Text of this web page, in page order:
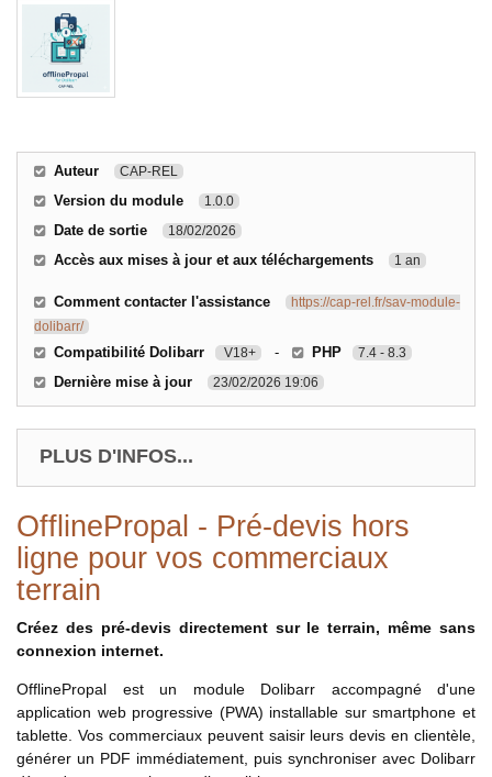
Auteur CAP-REL
Version du module 1.0.0
Date de sortie 18/02/2026
Accès aux mises à jour et aux téléchargements 1 an
Comment contacter l'assistance
https://cap-rel.fr/sav-module-
dolibarr/
Compatibilité Dolibarr V18+ - PHP 7.4 - 8.3
Dernière mise à jour 23/02/2026 19:06
PLUS D'INFOS...
OfflinePropal - Pré-devis hors
ligne pour vos commerciaux
terrain
Créez des pré-devis directement sur le terrain, même sans
connexion internet.
OfflinePropal est un module Dolibarr accompagné d'une
application web progressive (PWA) installable sur smartphone et
tablette. Vos commerciaux peuvent saisir leurs devis en clientèle,
générer un PDF immédiatement, puis synchroniser avec Dolibarr